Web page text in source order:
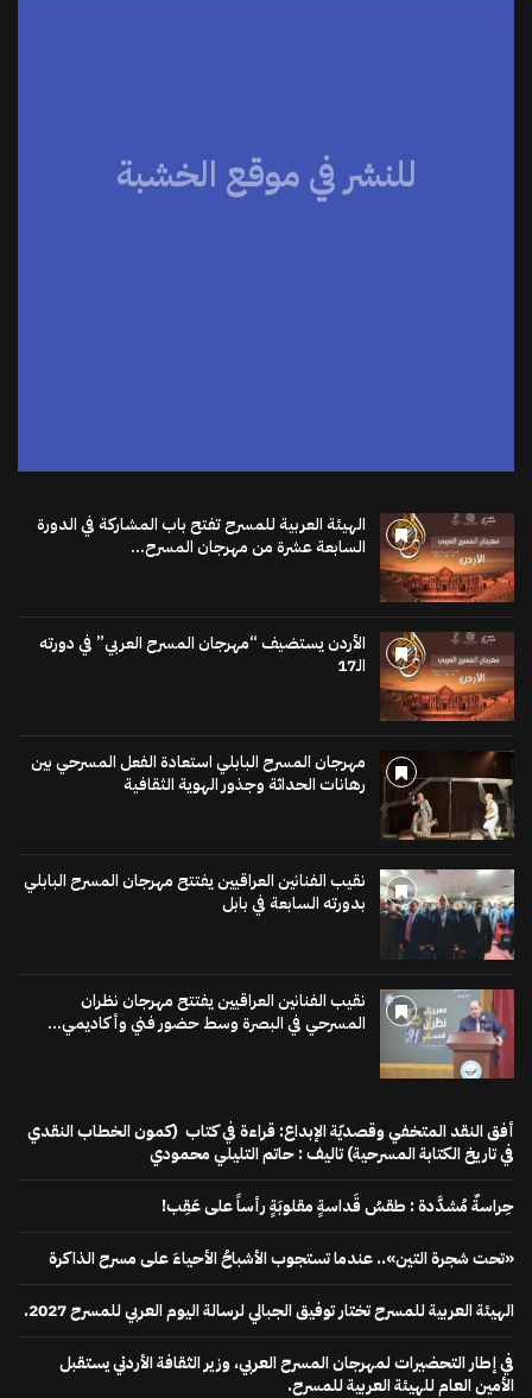
للنشر في موقع الخشبة
موقعنا يساهم في نشر الاخبار والمقالات
الهيئة العربية للمسرح تفتح باب المشاركة في الدورة
السابعة عشرة من مهرجان المسرح...
الأردن يستضيف “مهرجان المسرح العربي” في دورته
الـ17
مهرجان المسرح البابلي استعادة الفعل المسرحي بين
رهانات الحداثة وجذور الهوية الثقافية
نقيب الفنانين العراقيين يفتتح مهرجان المسرح البابلي
بدورته السابعة في بابل
نقيب الفنانين العراقيين يفتتح مهرجان نظران
المسرحي في البصرة وسط حضور فني وأكاديمي...
أفق النقد المتخفي وقصديّة الإبداع: قراءة في كتاب (كمون الخطاب النقدي
في تاريخ الكتابة المسرحية) تاليف : حاتم التليلي محمودي
حِراسةٌ مُشدَّدة : طقسُ قَداسةٍ مقلوبَةٍ رأساً على عَقِب!
«تحت شجرة التين».. عندما تستجوب الأشباحُ الأحياءَ على مسرح الذاكرة
الهيئة العربية للمسرح تختار توفيق الجبالي لرسالة اليوم العربي للمسرح 2027.
في إطار التحضيرات لمهرجان المسرح العربي، وزير الثقافة الأردني يستقبل
الأمين العام للهيئة العربية للمسرح.